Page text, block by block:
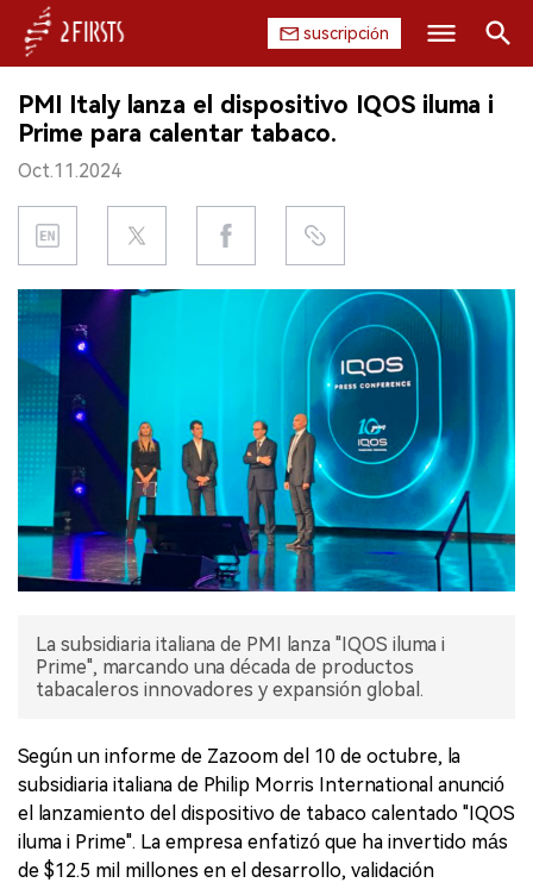
suscripción
INICIO
EMPRESA
PRODUCTO
REGULACIÓN
CHINA
DATOS
EXPOSICIÓN
ENTREVISTA
Buscar
PMI Italy lanza el dispositivo IQOS iluma i
Prime para calentar tabaco.
Oct.11.2024
La subsidiaria italiana de PMI lanza "IQOS iluma i
Prime", marcando una década de productos
tabacaleros innovadores y expansión global.
Según un informe de Zazoom del 10 de octubre, la
subsidiaria italiana de Philip Morris International anunció
el lanzamiento del dispositivo de tabaco calentado "IQOS
iluma i Prime". La empresa enfatizó que ha invertido más
de $12.5 mil millones en el desarrollo, validación